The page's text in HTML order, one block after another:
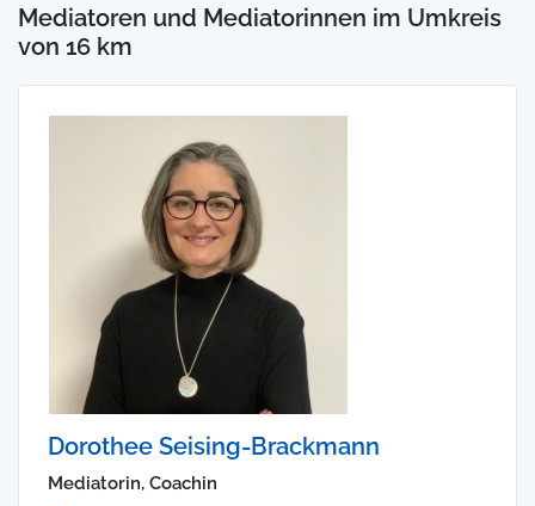
Mediatoren und Mediatorinnen im Umkreis
von 16 km
Dorothee Seising-Brackmann
Mediatorin, Coachin